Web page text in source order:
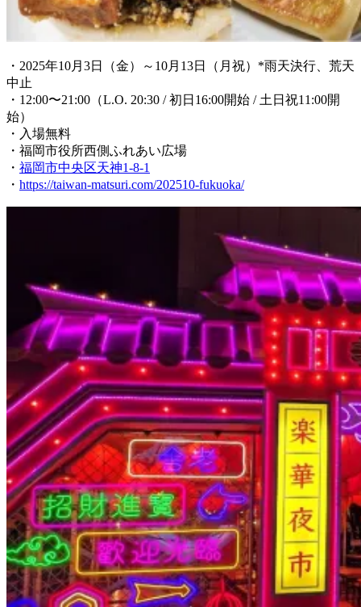
・2025年10月3日（金）～10月13日（月祝）*雨天決行、荒天
中止
・12:00〜21:00（L.O. 20:30 / 初日16:00開始 / 土日祝11:00開
始）
・入場無料
・福岡市役所西側ふれあい広場
・ 福岡市中央区天神1-8-1
・ https://taiwan-matsuri.com/202510-fukuoka/